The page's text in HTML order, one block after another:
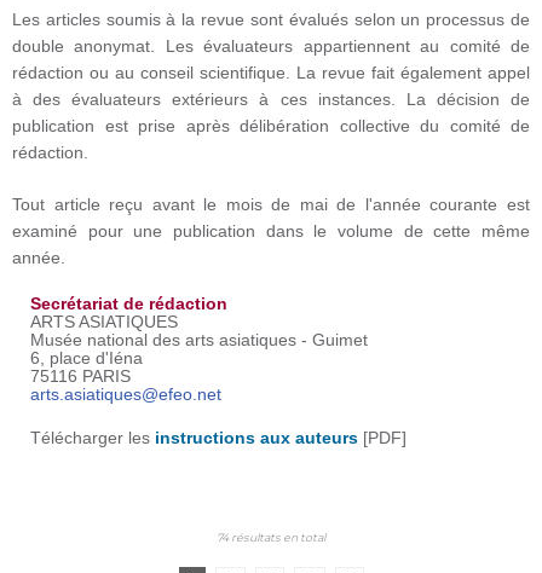
Les articles soumis à la revue sont évalués selon un processus de
double anonymat. Les évaluateurs appartiennent au comité de
rédaction ou au conseil scientifique. La revue fait également appel
à des évaluateurs extérieurs à ces instances. La décision de
publication est prise après délibération collective du comité de
rédaction.
Tout article reçu avant le mois de mai de l'année courante est
examiné pour une publication dans le volume de cette même
année.
Secrétariat de rédaction
ARTS ASIATIQUES
Musée national des arts asiatiques - Guimet
6, place d'Iéna
75116 PARIS
arts.asiatiques@efeo.net
​Télécharger les instructions aux auteurs [PDF]
74 résultats en total